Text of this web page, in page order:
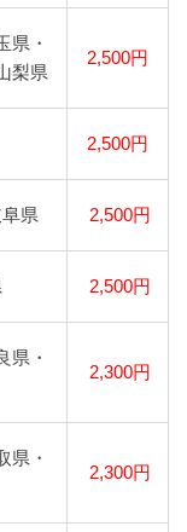
県・
梨県
2,500円
2,500円
県 2,500円
2,500円
県・
2,300円
県・
2,300円